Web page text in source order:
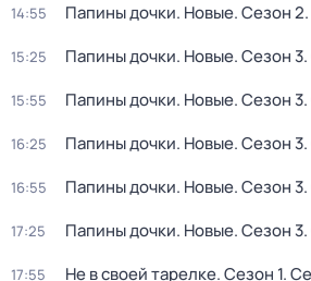
14:55 Папины дочки. Новые. Сезон 2
15:25 Папины дочки. Новые. Сезон 3
15:55 Папины дочки. Новые. Сезон 3
16:25 Папины дочки. Новые. Сезон 3
16:55 Папины дочки. Новые. Сезон 3
17:25 Папины дочки. Новые. Сезон 3
17:55 Не в своей тарелке. Сезон 1.